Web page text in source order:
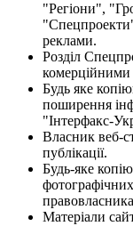
"Регіони",
реклами.
Розділ
Будь яке
поширення
"Інтерфакс-
Власник веб-
публікації.
Будь-яке
фотографічних
Матеріали